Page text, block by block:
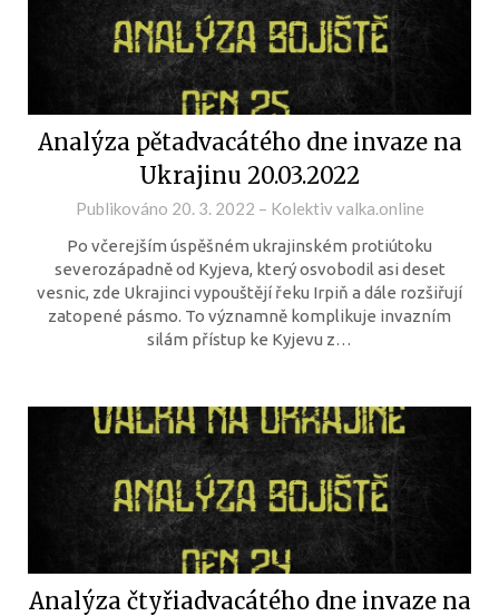
Analýza pětadvacátého dne invaze na
Ukrajinu 20.03.2022
Publikováno 20. 3. 2022 – Kolektiv valka.online
Po včerejším úspěšném ukrajinském protiútoku
severozápadně od Kyjeva, který osvobodil asi deset
vesnic, zde Ukrajinci vypouštějí řeku Irpiň a dále rozšiřují
zatopené pásmo. To významně komplikuje invazním
silám přístup ke Kyjevu z…
Analýza čtyřiadvacátého dne invaze na